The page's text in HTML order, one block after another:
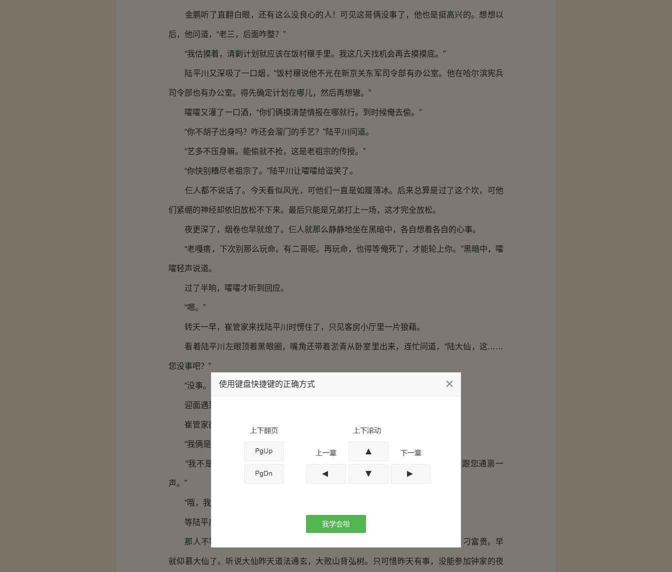
金鹏听了直翻白眼，还有这么没良心的人！可见这哥俩没事了，他也是挺高兴的。想想以
后，他问道，“老三，后面咋整？”
“我估摸着，清剿计划就应该在饭村穣手里。我这几天找机会再去摸摸底。”
陆平川又深吸了一口烟，“饭村穣说他不光在新京关东军司令部有办公室。他在哈尔滨宪兵
司令部也有办公室。得先确定计划在哪儿，然后再想辙。”
嚯嚯又灌了一口酒，“你们俩摸清楚情报在哪就行。到时候俺去偷。”
“你不胡子出身吗？咋还会溜门的手艺？”陆平川问道。
“艺多不压身嘛。能偷就不抢，这是老祖宗的传授。”
“你快别糟尽老祖宗了。”陆平川让嚯嚯给逗笑了。
仨人都不说话了。今天看似风光，可他们一直是如履薄冰。后来总算是过了这个坎，可他
们紧绷的神经却依旧放松不下来。最后只能是兄弟打上一场，这才完全放松。
夜更深了，烟卷也早就熄了。仨人就那么静静地坐在黑暗中，各自想着各自的心事。
“老嘎瘩，下次别那么玩命。有二哥呢。再玩命，也得等俺死了，才能轮上你。”黑暗中，嚯
嚯轻声说道。
过了半晌，嚯嚯才听到回应。
“嗯。”
转天一早，崔管家来找陆平川时愣住了，只见客房小厅里一片狼藉。
看着陆平川左眼顶着黑眼圈，嘴角还带着淤青从卧室里出来，连忙问道，“陆大仙，这……
您没事吧？”
“没事。昨晚修行体术，动静有点大。”陆平川出了客房，来到当院洗漱。
迎面遇到了刚刚出门的嚯嚯，也是一脸淤青，顶着两个黑眼圈。
崔管家欲言又止。
“我俩是对练。”
“我不是那个意思。”崔管家陪笑说道，“前院有人过来拜访您。老爷让我过来跟您通禀一
声。”
“哦，我马上就出去。”
等陆平川龇牙咧嘴地洗漱完，来到前厅时，发现来人根本没见过。
那人不等刘广仁介绍，连忙起身抱拳作揖道，“这位就是陆大仙吧。在下姓刁，刁富贵。早
就仰慕大仙了。听说大仙昨天道法通玄，大败山背弘树。只可惜昨天有事，没能参加钟家的夜
使用键盘快捷键的正确方式
我学会啦